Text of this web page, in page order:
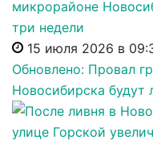
15 июля 2026 в
Обновлено: Провал
Новосибирска будут